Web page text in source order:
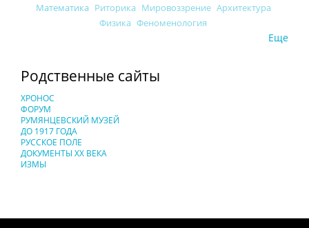
Математика Риторика Мировоззрение Архитектура
Физика Феноменология
Еще
Родственные сайты
ХРОНОС
ФОРУМ
РУМЯНЦЕВСКИЙ МУЗЕЙ
ДО 1917 ГОДА
РУССКОЕ ПОЛЕ
ДОКУМЕНТЫ XX ВЕКА
ИЗМЫ